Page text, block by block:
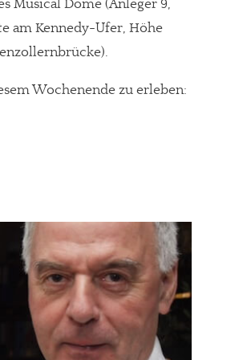
Beide Einnahmequellen sind in den
Musical Dome (Anleger 9,
am Kennedy-Ufer, Höhe
Wochenende zu erleben: